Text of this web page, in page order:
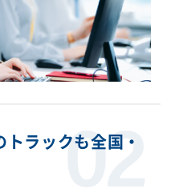
ラックも全国・